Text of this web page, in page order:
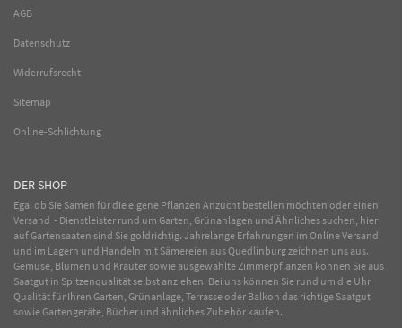
AGB
Datenschutz
Widerrufsrecht
Sitemap
Online-Schlichtung
DER SHOP
Egal ob Sie Samen für die eigene Pflanzen Anzucht bestellen möchten oder einen
Versand - Dienstleister rund um Garten, Grünanlagen und Ähnliches suchen, hier
auf Gartensaaten sind Sie goldrichtig. Jahrelange Erfahrungen im OnlineVersand
und im Lagern und Handeln mit Sämereien aus Quedlinburg zeichnen uns aus.
Gemüse, Blumen und Kräuter sowie ausgewählteZimmerpflanzen können Sie aus
Saatgut in Spitzenqualität selbst anziehen. Bei uns können Sie rund um die Uhr
Qualität für Ihren Garten, Grünanlage, Terrasse oder Balkon das richtige Saatgut
sowie Gartengeräte, Bücher und ähnliches Zubehör kaufen.